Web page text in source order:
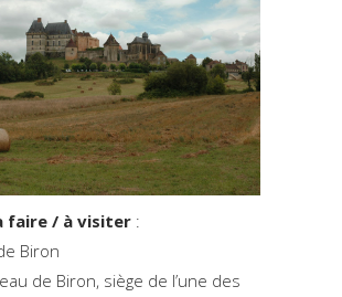
faire / à visiter :
Biron
de Biron, siège de l’une des